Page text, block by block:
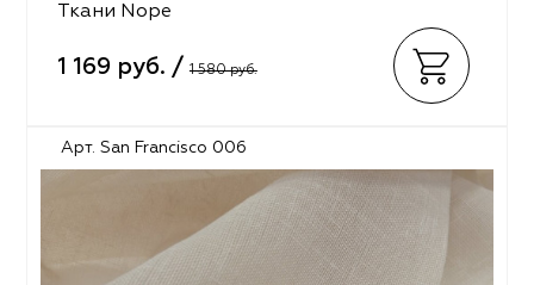
Ткани Nope
1 169 руб. / 1 580 руб.
Арт. San Francisco 006